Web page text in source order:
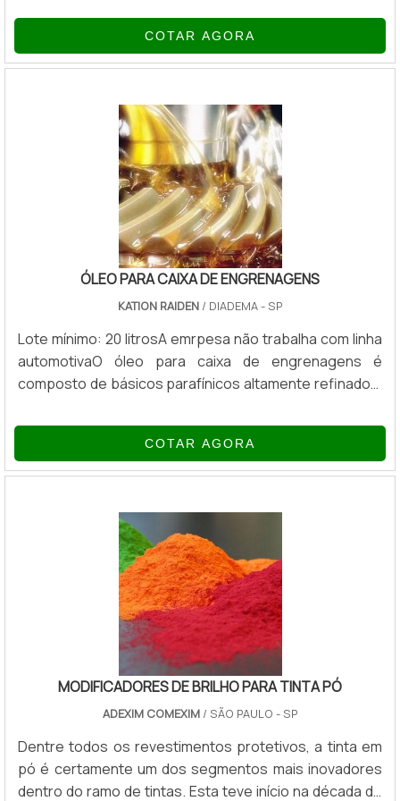
processados durante as operações de produção, o
moinho de laboratório também é essencial para realizar
testes de dispersão em laboratório para se obter
lateral.Qualificações de um bom materialCom adição de
esferas de zircônio Silibeads, o consumid.
COTAR AGORA
ÓLEO PARA CAIXA DE ENGRENAGENS
KATION RAIDEN/ DIADEMA - SP
Lote mínimo: 20 litrosA emrpesa não trabalha com linha
automotivaO óleo para caixa de engrenagens é
composto de básicos parafínicos altamente refinados,
corrosão, antioxidantes e antiespumantes. Pode ser
usado em todos os tipos de engrenagens em caixas e
tanques submetidas a elevadas pressões e
estabilidade química; Evita formação de depósitos sob
condições de altas temperaturas; Excelente capac.
COTAR AGORA
MODIFICADORES DE BRILHO PARA TINTA PÓ
ADEXIM COMEXIM/ SÃO PAULO - SP
Dentre todos os revestimentos protetivos, a tinta em
pó é certamente um dos segmentos mais inovadores
dentro do ramo de tintas. Esta teve início na década de